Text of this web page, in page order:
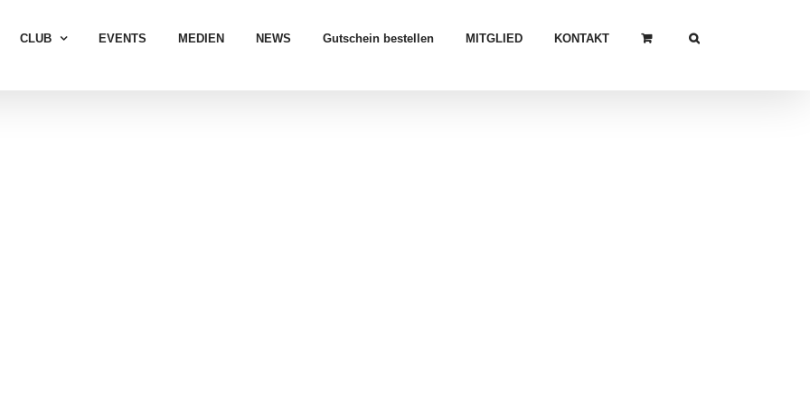
CLUB EVENTS MEDIEN NEWS Gutschein bestellen MITGLIED KONTAKT